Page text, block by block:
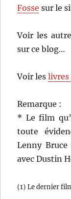
Fosse sur le
Voir les
sur ce blog…
Voir leslivres
Remarque :
* Le film
toute
Lenny Bruce
avec Dustin
(1) Le dernier